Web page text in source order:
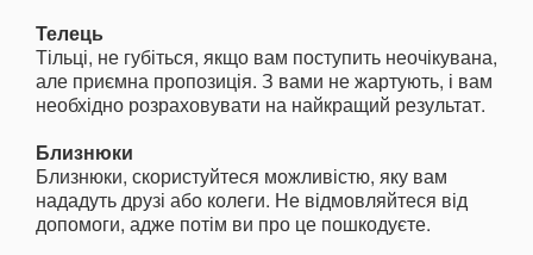
Телець
Тільці, не губіться, якщо вам поступить неочікувана,
але приємна пропозиція. З вами не жартують, і вам
необхідно розраховувати на найкращий результат.
Близнюки
Близнюки, скористуйтеся можливістю, яку вам
нададуть друзі або колеги. Не відмовляйтеся від
допомоги, адже потім ви про це пошкодуєте.